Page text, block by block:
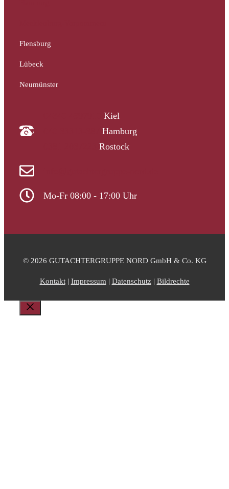
Flensburg
Lübeck
Neumünster
Kiel
Hamburg
Rostock
Mo-Fr 08:00 - 17:00 Uhr
© 2026 GUTACHTERGRUPPE NORD GmbH & Co. KG
Kontakt| Impressum | Datenschutz| Bildrechte
Schließen